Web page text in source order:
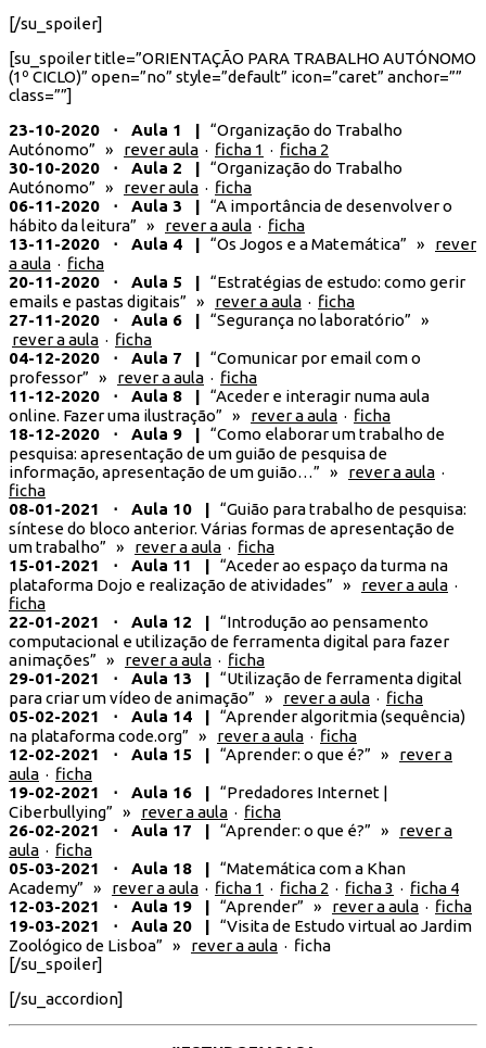
[/su_spoiler]
[su_spoiler title=”ORIENTAÇÃO PARA TRABALHO AUTÓNOMO
(1º CICLO)” open=”no” style=”default” icon=”caret” anchor=””
class=””]
23-10-2020 ⋅ Aula 1 | “Organização do Trabalho
Autónomo” » rever aula · ficha 1 · ficha 2
30-10-2020 ⋅ Aula 2 | “Organização do Trabalho
Autónomo” » rever aula · ficha
06-11-2020 ⋅ Aula 3 | “A importância de desenvolver o
hábito da leitura” » rever a aula · ficha
13-11-2020 ⋅ Aula 4 | “Os Jogos e a Matemática” » rever
a aula · ficha
20-11-2020 ⋅ Aula 5 | “Estratégias de estudo: como gerir
emails e pastas digitais” » rever a aula · ficha
27-11-2020 ⋅ Aula 6 | “Segurança no laboratório” »
rever a aula · ficha
04-12-2020 ⋅ Aula 7 | “Comunicar por email com o
professor” » rever a aula · ficha
11-12-2020 ⋅ Aula 8 | “Aceder e interagir numa aula
online. Fazer uma ilustração” » rever a aula · ficha
18-12-2020 ⋅ Aula 9 | “Como elaborar um trabalho de
pesquisa: apresentação de um guião de pesquisa de
informação, apresentação de um guião…” » rever a aula ·
ficha
08-01-2021 ⋅ Aula 10 | “Guião para trabalho de pesquisa:
síntese do bloco anterior. Várias formas de apresentação de
um trabalho” » rever a aula · ficha
15-01-2021 ⋅ Aula 11 | “Aceder ao espaço da turma na
plataforma Dojo e realização de atividades” » rever a aula ·
ficha
22-01-2021 ⋅ Aula 12 | “Introdução ao pensamento
computacional e utilização de ferramenta digital para fazer
animações” » rever a aula · ficha
29-01-2021 ⋅ Aula 13 | “Utilização de ferramenta digital
para criar um vídeo de animação” » rever a aula · ficha
05-02-2021 ⋅ Aula 14 | “Aprender algoritmia (sequência)
na plataforma code.org” » rever a aula · ficha
12-02-2021 ⋅ Aula 15 | “Aprender: o que é?” » rever a
aula · ficha
19-02-2021 ⋅ Aula 16 | “Predadores Internet |
Ciberbullying” » rever a aula · ficha
26-02-2021 ⋅ Aula 17 | “Aprender: o que é?” » rever a
aula · ficha
05-03-2021 ⋅ Aula 18 | “Matemática com a Khan
Academy” » rever a aula · ficha 1 · ficha 2 · ficha 3 · ficha 4
12-03-2021 ⋅ Aula 19 | “Aprender” » rever a aula · ficha
19-03-2021 ⋅ Aula 20 | “Visita de Estudo virtual ao Jardim
Zoológico de Lisboa” » rever a aula · ficha
[/su_spoiler]
[/su_accordion]